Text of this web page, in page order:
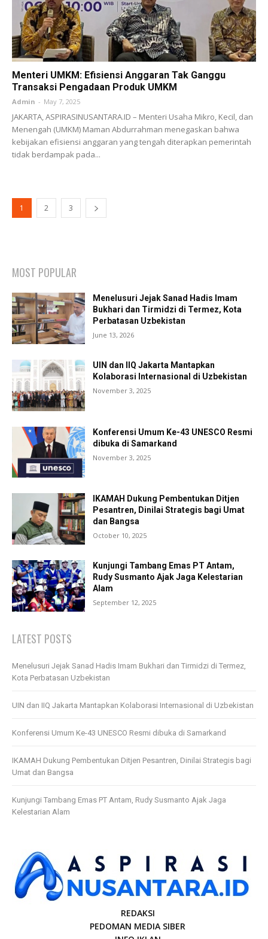
Menteri UMKM: Efisiensi Anggaran Tak Ganggu
Transaksi Pengadaan Produk UMKM
Admin - May 7, 2025
JAKARTA, ASPIRASINUSANTARA.ID – Menteri Usaha Mikro, Kecil, dan
Menengah (UMKM) Maman Abdurrahman menegaskan bahwa
kebijakan efisiensi anggaran yang tengah diterapkan pemerintah
tidak berdampak pada...
1 2 3
MOST POPULAR
Menelusuri Jejak Sanad Hadis Imam
Bukhari dan Tirmidzi di Termez, Kota
Perbatasan Uzbekistan
June 13, 2026
UIN dan IIQ Jakarta Mantapkan
Kolaborasi Internasional di Uzbekistan
November 3, 2025
Konferensi Umum Ke-43 UNESCO Resmi
dibuka di Samarkand
November 3, 2025
IKAMAH Dukung Pembentukan Ditjen
Pesantren, Dinilai Strategis bagi Umat
dan Bangsa
October 10, 2025
Kunjungi Tambang Emas PT Antam,
Rudy Susmanto Ajak Jaga Kelestarian
Alam
September 12, 2025
LATEST POSTS
Menelusuri Jejak Sanad Hadis Imam Bukhari dan Tirmidzi di Termez,
Kota Perbatasan Uzbekistan
UIN dan IIQ Jakarta Mantapkan Kolaborasi Internasional di Uzbekistan
Konferensi Umum Ke-43 UNESCO Resmi dibuka di Samarkand
IKAMAH Dukung Pembentukan Ditjen Pesantren, Dinilai Strategis bagi
Umat dan Bangsa
Kunjungi Tambang Emas PT Antam, Rudy Susmanto Ajak Jaga
Kelestarian Alam
REDAKSI
PEDOMAN MEDIA SIBER